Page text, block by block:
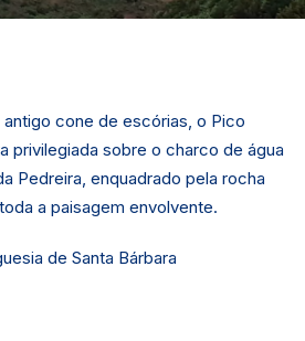
cone de escórias, o Pico
privilegiada sobre o charco de água
Pedreira, enquadrado pela rocha
a paisagem envolvente.
de Santa Bárbara